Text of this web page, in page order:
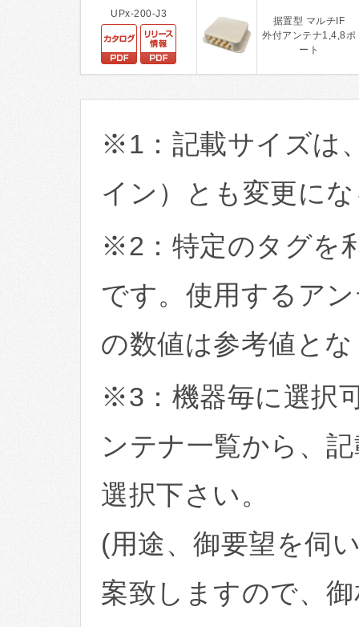
UPx-200-J3
据置型 マルチIF
外付アンテナ1,4,8ポ
ート
※1：記載サイズは
イン）とも変更に
※2：特定のタグを
です。使用するア
の数値は参考値と
※3：機器毎に選択
ンテナ一覧から、
選択下さい。
(用途、御要望を伺
案致しますので、